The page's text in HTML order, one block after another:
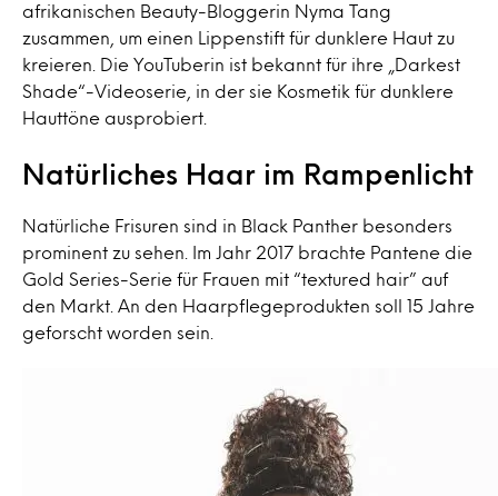
afrikanischen Beauty-Bloggerin Nyma Tang
zusammen, um einen Lippenstift für dunklere Haut zu
kreieren. Die YouTuberin ist bekannt für ihre „Darkest
Shade“-Videoserie, in der sie Kosmetik für dunklere
Hauttöne ausprobiert.
Natürliches Haar im Rampenlicht
Natürliche Frisuren sind in Black Panther besonders
prominent zu sehen. Im Jahr 2017 brachte Pantene die
Gold Series-Serie für Frauen mit “textured hair” auf
den Markt. An den Haarpflegeprodukten soll 15 Jahre
geforscht worden sein.